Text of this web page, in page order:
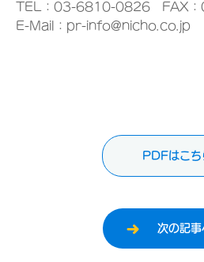
TEL：03-6810-0826 FAX
E-Mail：pr-info@nicho.co.jp
PDFはこち
次の記事